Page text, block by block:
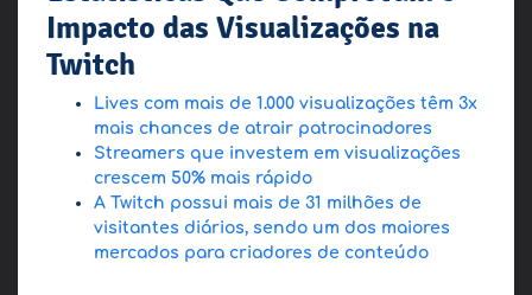
Impacto das Visualizações na
Twitch
Lives com mais de 1.000 visualizações têm 3x
mais chances de atrair patrocinadores
Streamers que investem em visualizações
crescem 50% mais rápido
A Twitch possui mais de 31 milhões de
visitantes diários, sendo um dos maiores
mercados para criadores de conteúdo